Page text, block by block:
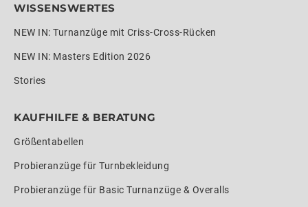
WISSENSWERTES
NEW IN: Turnanzüge mit Criss-Cross-Rücken
NEW IN: Masters Edition 2026
Stories
KAUFHILFE & BERATUNG
Größentabellen
Probieranzüge für Turnbekleidung
Probieranzüge für Basic Turnanzüge & Overalls